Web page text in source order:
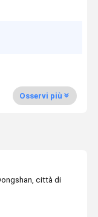
Osservi più
città di